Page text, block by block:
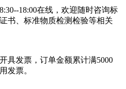
18:00在线，欢迎随时咨询标
书、标准物质检测检验等相关
具发票，订单金额累计满5000
发票。